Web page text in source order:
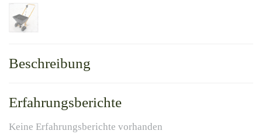
Beschreibung
Erfahrungsberichte
Keine Erfahrungsberichte vorhanden